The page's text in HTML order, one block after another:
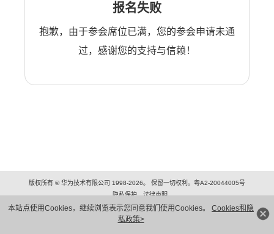
本站点使用Cookies，继续浏览表示您同意我们使用Cookies。 Cookies和隐
私政策>
报名失败
抱歉，由于参会席位已满，您的参会申请未通
过，感谢您的支持与信赖！
版权所有 © 华为技术有限公司 1998-2026。 保留一切权利。粤A2-20044005号
隐私保护
法律声明